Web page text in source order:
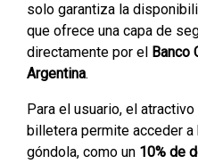
solo garantiza la
que ofrece una capa de
directamente por el Banco
Argentina.
Para el usuario, el
billetera permite acceder
góndola, como un 10% de